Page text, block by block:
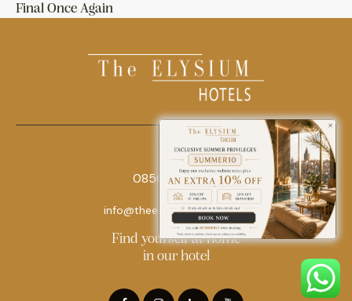
Final Once Again
0850 242 18 18
info@theelysiumhotels.com
Find yourself at home
in our hotel